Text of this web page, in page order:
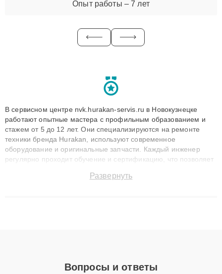
Опыт работы – 7 лет
В сервисном центре nvk.hurakan-servis.ru в Новокузнецке
работают опытные мастера с профильным образованием и
стажем от 5 до 12 лет. Они специализируются на ремонте
техники бренда Hurakan, используют современное
оборудование и оригинальные запчасти. Каждый инженер
регулярно проходит обучение и сертификацию, что позволяет
технику с сохранением гарантии до 3 лет. Наши мастера
Развернуть
Вопросы и ответы